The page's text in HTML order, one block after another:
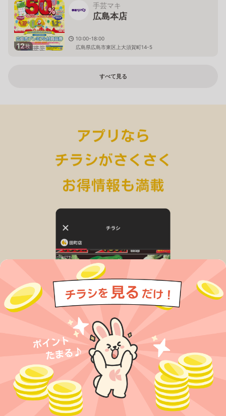
12枚
手芸マキ
広島本店
10:00-18:00
広島県広島市東区上大須賀町14-5
すべて見る